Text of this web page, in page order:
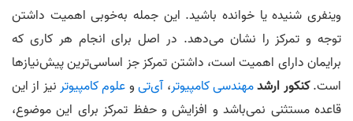
وینفری شنیده یا خوانده باشید. این جمله به‌خوبی اهمیت داشتن
توجه و تمرکز را نشان می‌دهد. در اصل برای انجام هر کاری که
برایمان دارای اهمیت است، داشتن تمرکز جز اساسی‌ترین پیش‌نیازها
است.کنکور ارشدمهندسی کامپیوتر،آی‌تیوعلوم کامپیوترنیز از این
قاعده مستثنی نمی‌باشد و افزایش و حفظ تمرکز برای این موضوع،